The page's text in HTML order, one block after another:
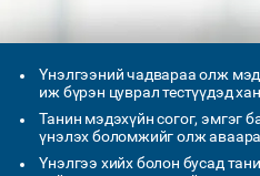
Үнэлгээний чадвараа олж
иж бүрэн цуврал тестүүдэд
Танин мэдэхүйн согог, эмгэг
үнэлэх боломжийг олж
Үнэлгээ хийх болон бусад